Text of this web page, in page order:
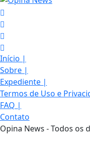
Início |
Sobre |
Expediente |
Termos de Uso e
FAQ |
Contato
Opina News - Todos os